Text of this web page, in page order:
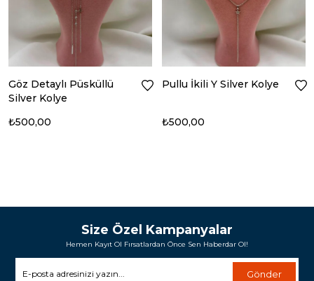
Göz Detaylı Püsküllü
Silver Kolye
₺500,00
Pullu İkili Y Silver Kolye
₺500,00
Size Özel Kampanyalar
Hemen Kayıt Ol Fırsatlardan Önce Sen Haberdar Ol!
Gönder